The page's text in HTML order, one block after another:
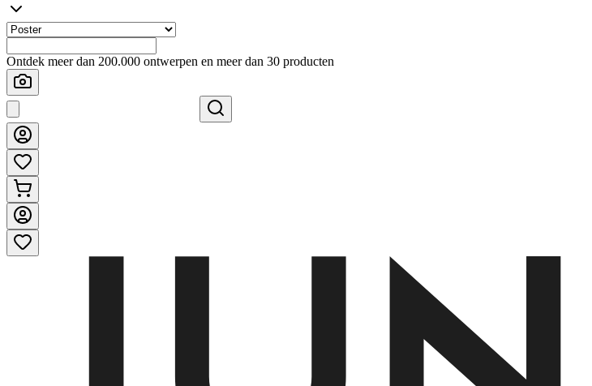
Ontdek meer dan 200.000 ontwerpen en meer dan 30 producten